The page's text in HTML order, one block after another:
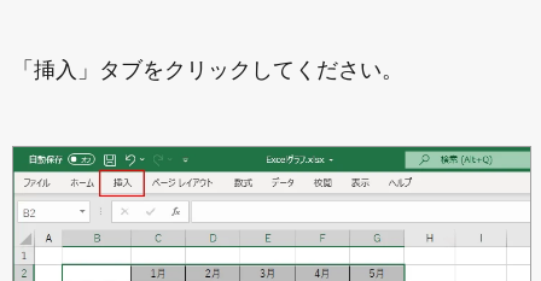
「挿入」タブをクリックしてください。